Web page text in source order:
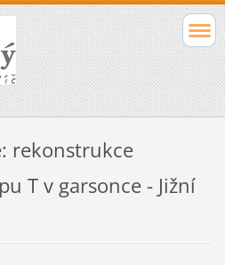
rekonstrukce
T v garsonce - Jižní